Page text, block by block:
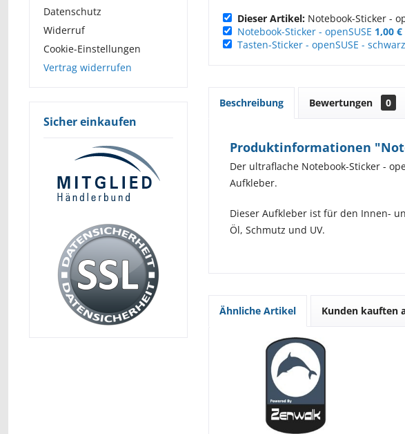
Datenschutz
Widerruf
Cookie-Einstellungen
Vertrag widerrufen
Sicher einkaufen
Dieser Artikel: Notebook-Sticker -
Notebook-Sticker - openSUSE 1,00 €
Tasten-Sticker - openSUSE - schwarz
Beschreibung Bewertungen 0
Produktinformationen
Der ultraflache Notebook-Sticker -
Aufkleber.
Dieser Aufkleber ist für den Innen-
Öl, Schmutz und UV.
Ähnliche Artikel Kunden kauften